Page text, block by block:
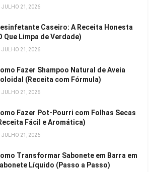
JULHO 21, 2026
Caseiro: A Receita Honesta
Que Limpa de Verdade)
JULHO 21, 2026
Fazer Shampoo Natural de Aveia
(Receita com Fórmula)
JULHO 21, 2026
Fazer Pot-Pourri com Folhas Secas
Fácil e Aromática)
JULHO 21, 2026
Transformar Sabonete em Barra em
Líquido (Passo a Passo)